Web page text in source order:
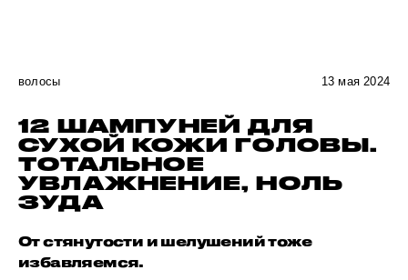
волосы 13 мая 2024
12 ШАМПУНЕЙ ДЛЯ
СУХОЙ КОЖИ ГОЛОВЫ.
ТОТАЛЬНОЕ
УВЛАЖНЕНИЕ, НОЛЬ
ЗУДА
От стянутости и шелушений тоже
избавляемся.